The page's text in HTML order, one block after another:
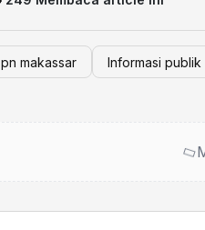
pn makassar Informasi publik